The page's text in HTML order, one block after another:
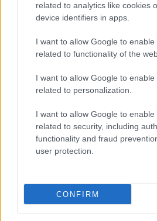
related to analytics like cookies
device identifiers in apps.
I want to allow Google to enable
related to functionality of the
I want to allow Google to enable
related to personalization.
I want to allow Google to enable
related to security, including
functionality and fraud
user protection.
CONFIRM
MAGYAR PÉTER: 868
BERUHÁZÁSI CSOMAGGAL
MAGYARORSZÁG
TOVÁBBRA IS KRITIKUS NAPOK
kormány.